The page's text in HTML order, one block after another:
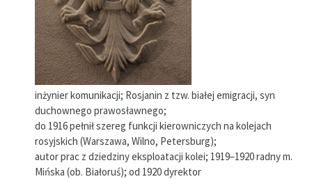
inżynier komunikacji; Rosjanin z tzw. białej emigracji, syn
duchownego prawosławnego;
do 1916 pełnił szereg funkcji kierowniczych na kolejach
rosyjskich (Warszawa, Wilno, Petersburg);
autor prac z dziedziny eksploatacji kolei; 1919–1920 radny m.
Mińska (ob. Białoruś); od 1920 dyrektor